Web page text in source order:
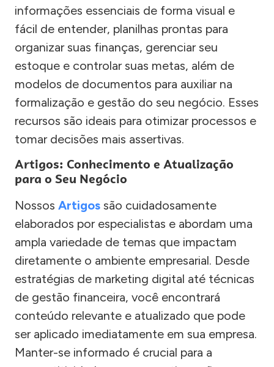
informações essenciais de forma visual e
fácil de entender, planilhas prontas para
organizar suas finanças, gerenciar seu
estoque e controlar suas metas, além de
modelos de documentos para auxiliar na
formalização e gestão do seu negócio. Esses
recursos são ideais para otimizar processos e
tomar decisões mais assertivas.
Artigos: Conhecimento e Atualização
para o Seu Negócio
Nossos Artigos são cuidadosamente
elaborados por especialistas e abordam uma
ampla variedade de temas que impactam
diretamente o ambiente empresarial. Desde
estratégias de marketing digital até técnicas
de gestão financeira, você encontrará
conteúdo relevante e atualizado que pode
ser aplicado imediatamente em sua empresa.
Manter-se informado é crucial para a